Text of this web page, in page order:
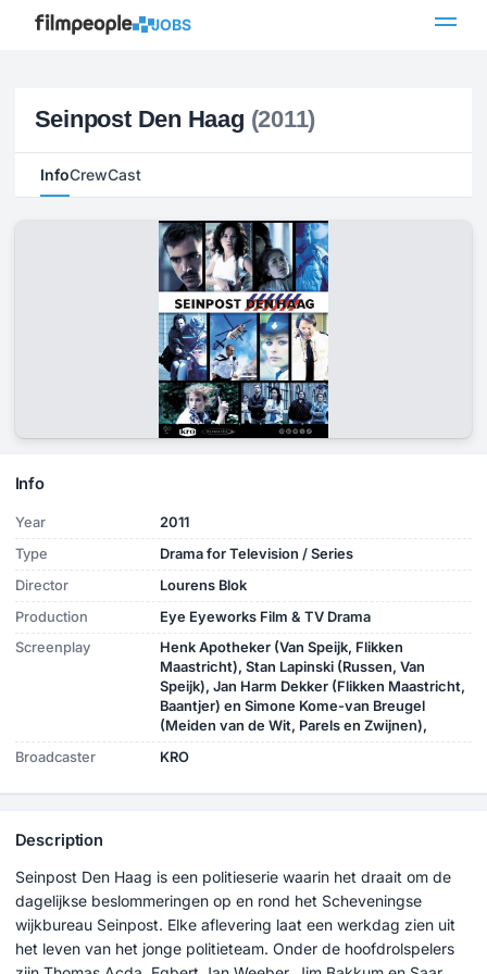
JOBS
Seinpost Den Haag (2011)
InfoCrewCast
Info
Year
2011
Type
Drama for Television / Series
Director
Lourens Blok
Production
Eye Eyeworks Film & TV Drama
Screenplay
Henk Apotheker (Van Speijk, Flikken
Maastricht), Stan Lapinski (Russen, Van
Speijk), Jan Harm Dekker (Flikken Maastricht,
Baantjer) en Simone Kome-van Breugel
(Meiden van de Wit, Parels en Zwijnen),
Broadcaster
KRO
Description
Seinpost Den Haag is een politieserie waarin het draait om de
dagelijkse beslommeringen op en rond het Scheveningse
wijkbureau Seinpost. Elke aflevering laat een werkdag zien uit
het leven van het jonge politieteam. Onder de hoofdrolspelers